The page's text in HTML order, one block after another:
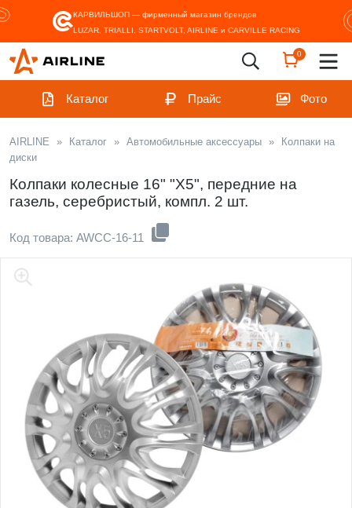
КАРВИЛЬШОП — фирменный магазин брендов
LUZAR, TRIALLI, STARTVOLT, AIRLINE и CARVILLE RACING
0
Каталог Прайс Фото
AIRLINE » Каталог » Автомобильные аксессуары »
Колпаки на
диски
Колпаки колесные 16" "Х5", передние на
газель, серебристый, компл. 2 шт.
Код товара: AWCC-16-11